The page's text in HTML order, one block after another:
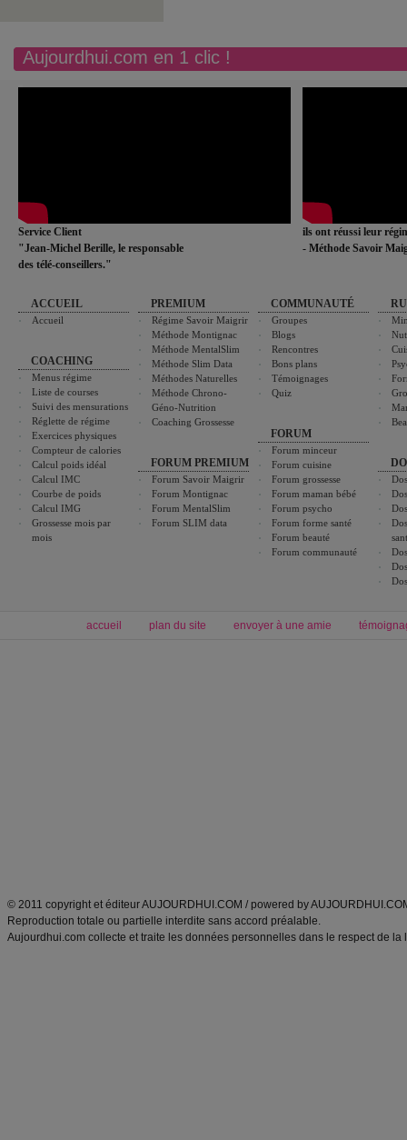
Aujourdhui.com en 1 clic !
Service Client
"Jean-Michel Berille, le responsable
des télé-conseillers."
ils ont réussi leur
- Méthode Savoir
ACCUEIL
Accueil
COACHING
Menus régime
Liste de courses
Suivi des mensurations
Réglette de régime
Exercices physiques
Compteur de calories
Calcul poids idéal
Calcul IMC
Courbe de poids
Calcul IMG
Grossesse mois par
mois
PREMIUM
Régime Savoir Maigrir
Méthode Montignac
Méthode MentalSlim
Méthode Slim Data
Méthodes Naturelles
Méthode Chrono-
Géno-Nutrition
Coaching Grossesse
FORUM PREMIUM
Forum Savoir Maigrir
Forum Montignac
Forum MentalSlim
Forum SLIM data
COMMUNAUTÉ
Groupes
Blogs
Rencontres
Bons plans
Témoignages
Quiz
FORUM
Forum minceur
Forum cuisine
Forum grossesse
Forum maman bébé
Forum psycho
Forum forme santé
Forum beauté
Forum communauté
accueil plan du site envoyer à une amie
© 2011 copyright et éditeur AUJOURDHUI.COM / powered by
Reproduction totale ou partielle interdite sans accord préalable.
Aujourdhui.com collecte et traite les données personnelles dans le respect de